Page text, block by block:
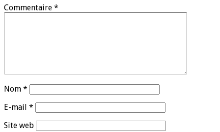
Commentaire *
Nom *
E-mail *
Site web